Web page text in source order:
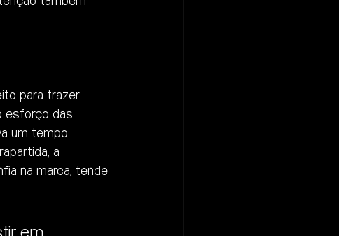
para trazer
esforço das
um tempo
a
na marca, tende